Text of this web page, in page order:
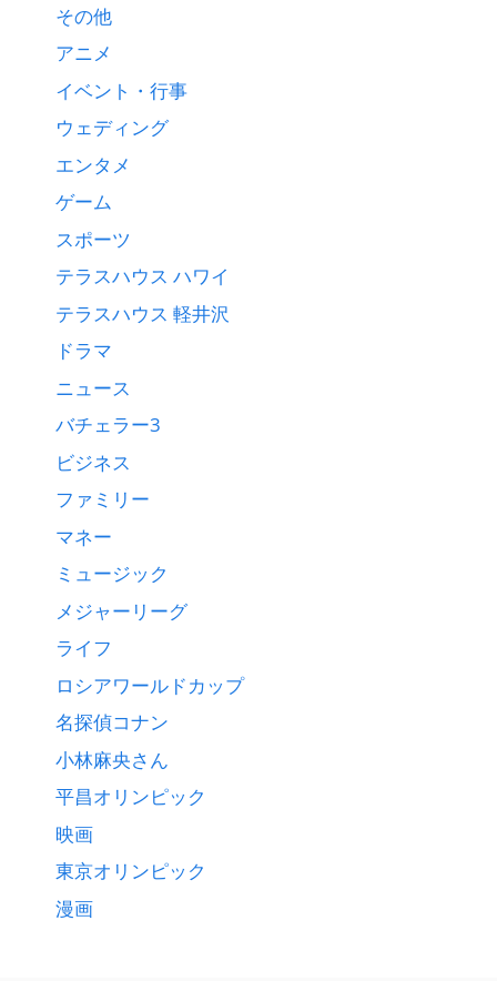
その他
アニメ
イベント・行事
ウェディング
エンタメ
ゲーム
スポーツ
テラスハウス ハワイ
テラスハウス 軽井沢
ドラマ
ニュース
バチェラー3
ビジネス
ファミリー
マネー
ミュージック
メジャーリーグ
ライフ
ロシアワールドカップ
名探偵コナン
小林麻央さん
平昌オリンピック
映画
東京オリンピック
漫画